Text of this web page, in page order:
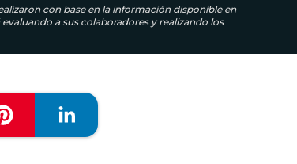
con base en la información disponible en
a sus colaboradores y realizando los